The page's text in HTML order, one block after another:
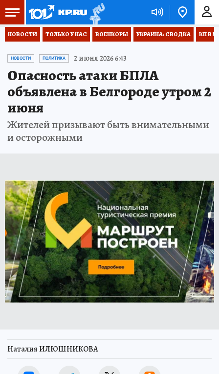
НОВОСТИ ТОЛЬКО У НАС ВОЕНКОРЫ УКРАИНА: СВОДКА КП В
НОВОСТИ ПОЛИТИКА 2 июня 2026 6:43
Опасность атаки БПЛА
объявлена в Белгороде утром 2
июня
Жителей призывают быть внимательными
и осторожными
Наталия ИЛЮШНИКОВА